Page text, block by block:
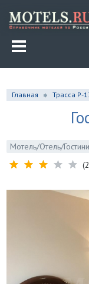
Главная Трасса Р-
Мотель/Отель/